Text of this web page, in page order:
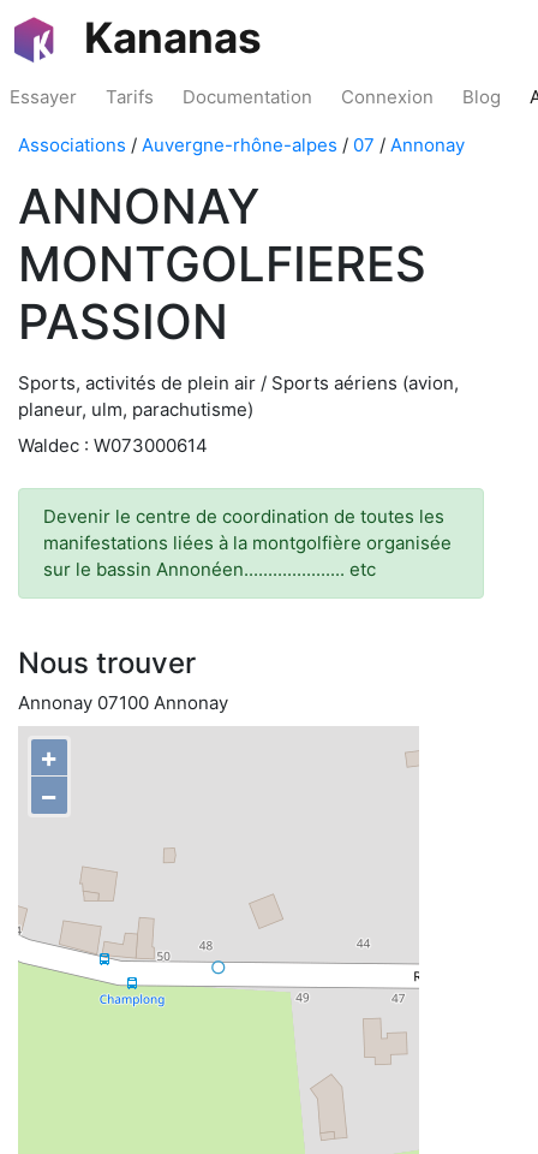
Kananas
Essayer Tarifs Documentation Connexion Blog
Associations / Auvergne-rhône-alpes / 07 / Annonay
ANNONAY
MONTGOLFIERES
PASSION
Sports, activités de plein air / Sports aériens (avion,
planeur, ulm, parachutisme)
Waldec : W073000614
Devenir le centre de coordination de toutes les
manifestations liées à la montgolfière organisée
sur le bassin Annonéen..................... etc
Nous trouver
Annonay 07100 Annonay
+
−